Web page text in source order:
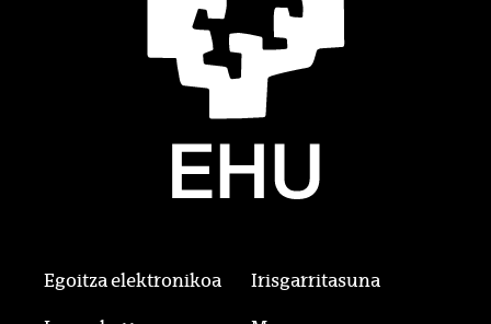
Egoitza elektronikoa Irisgarritasuna